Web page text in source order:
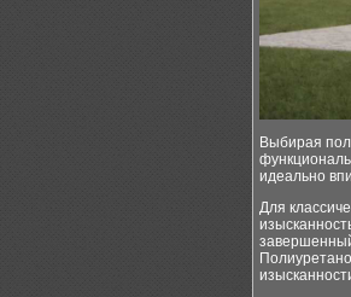
Выбирая
идеально
Для